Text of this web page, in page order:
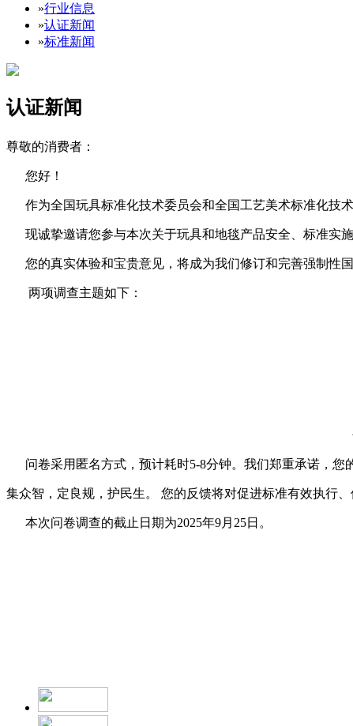
»行业信息
»认证新闻
»标准新闻
认证新闻
尊敬的消费者：
您好！
作为全国玩具标准化技术委员会和全国工艺美术标准化技
现诚挚邀请您参与本次关于玩具和地毯产品安全、标准实施
您的真实体验和宝贵意见，将成为我们修订和完善强制性
两项调查主题如下：
问卷采用匿名方式，预计耗时5-8分钟。我们郑重承诺，您
集众智，定良规，护民生。 您的反馈将对促进标准有效执行
本次问卷调查的截止日期为2025年9月25日。